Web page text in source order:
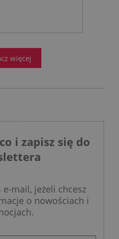
stanęło
więcej
i zapisz się do
mail, jeżeli chcesz
o nowościach i